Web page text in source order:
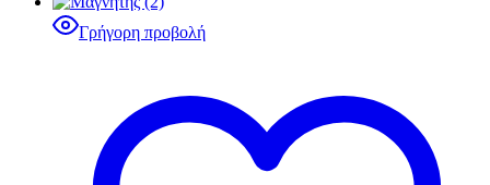
Γρήγορη προβολή